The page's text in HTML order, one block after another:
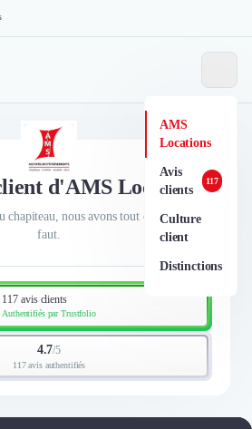
AMS
Locations
Avis
clients
117
Culture
client
Distinctions
d'AMS Locations
chapiteau, nous avons tout ce qu'il vous
faut.
117 avis clients
Authentifiés par Trustfolio
4.7/5
117 avis authentifiés